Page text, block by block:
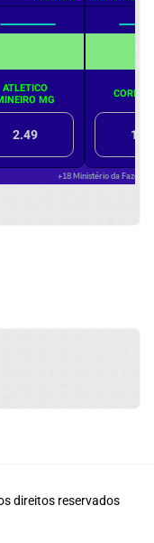
direitos reservados